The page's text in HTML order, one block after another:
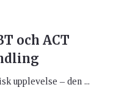
och ACT
upplevelse – den ...